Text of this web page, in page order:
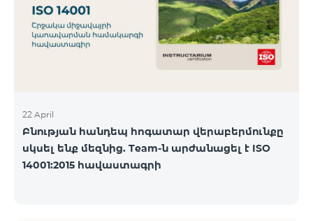
ՀԱԹ 09:00-20:00 09:00-17:00 Երևան Ազատություն
09:00-19:00 09:00-17:00 Երևան Կոմիտաս 1 09:00-
19:00 09:00-17:00 Երևան Դավիթաշեն 09:00-20:00
22 April
Բնության հանդեպ հոգատար վերաբերմունքը
սկսել ենք մեզնից. Team-ն արժանացել է ISO
14001:2015 հավաստագրի